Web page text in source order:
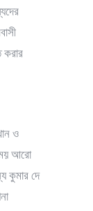
করার
ও
আরো
কুমার দে